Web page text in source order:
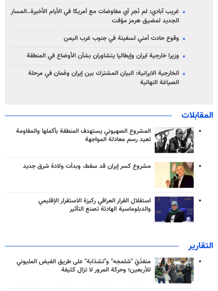
غريب آبادي: لم نُجرِ أي مفاوضات مع أمريكا في الأيام الأخيرة..المسار
الجديد لمضيق هرمز مؤقت
وقوع حادث أمني لسفينة في جنوب غرب اليمن
وزيرا خارجية ايران وإيطاليا يتشاوران بشأن الأوضاع في المنطقة
الخارجية الايرانية: البيان المشترك بين إيران وعُمان في مرحلة
الصياغة النهائية
المقابلات
المشروع الصهيوني يستهدف المنطقة بأكملها والمقاومة
تعيد رسم معادلة المواجهة
مشروع كسر إيران قد سقط، وبدأت ولادة شرق جديد
استقلال القرار العراقي ركيزة الاستقرار الإقليمي
والدبلوماسية الهادئة تصنع التأثير
التقارير
منفذَيّ "شلمجه" و"تشذابة" على طريق الفيض المليوني
للأربعين؛ وحركة المرور لا تزال كثيفة